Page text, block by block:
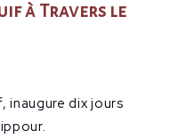
à Travers le
inaugure dix jours